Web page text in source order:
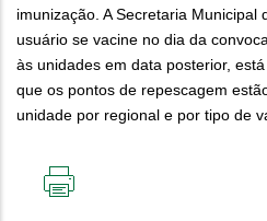
imunização. A Secretaria Municipal
usuário se vacine no dia da
às unidades em data posterior,
que os pontos de repescagem
unidade por regional e por tipo de